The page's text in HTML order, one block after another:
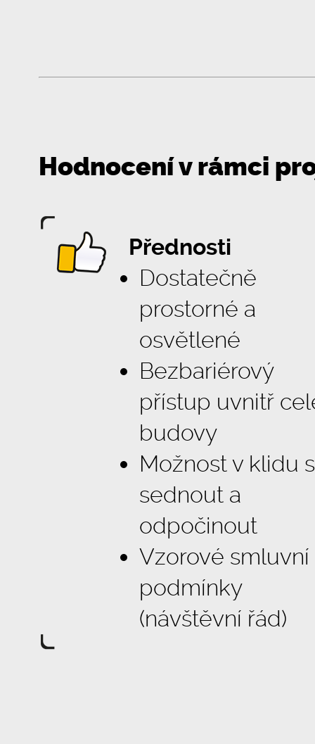
Hodnocení v rámci
Přednosti
Dostatečně
prostorné a
osvětlené
Bezbariérový
přístup uvnitř
budovy
Možnost v klidu
sednout a
odpočinout
Vzorové smluvní
podmínky
(návštěvní řád)